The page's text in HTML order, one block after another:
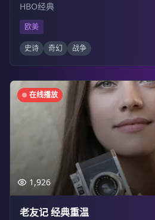
HBO经典
欧美
史诗 奇幻 战争
在线播放
1,926
老友记 经典重温